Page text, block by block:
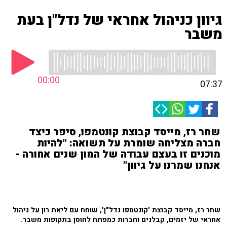
גיוון כניהול אחראי של נדל"ן בעת
משבר
00:00 07:37
שחר רז, מייסד קבוצת קונטמפו, סיפר כיצד
חברה מצליחה שומרת על תשואה: "להיות
מוכנים זו בעצם עבודה של המון שנים אחורה -
אנחנו שמרנו על גיוון"
שחר רז, מייסד קבוצת 'קונטמפו נדל"ן', שוחח עם ליאת רון על ניהול
אחראי של יזמים, קבלנים וחברות כמפתח לחוסן בתקופות משבר.